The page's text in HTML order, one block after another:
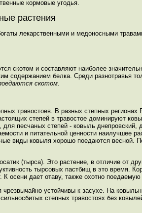
кормовые угодья.
растения
лекарственными и медоносными
скотом и составляют наиболее
белка. Среди разнотравья
скотом.
травостоев. В разных степных регионах
степей в травостое доминируют
песчаных степей - ковыль
и питательной ценности наилучшее
виды ковыля хорошо поедаются весной.
(тырса). Это растение, в отличие от
тырсовых пастбищ в это время.
осени дает отаву, также охотно поедаемую
устойчивы к засухе. На
степных травостоях без